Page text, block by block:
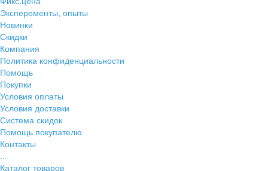
Эксперементы, опыты
Новинки
Скидки
Компания
Политика конфиденциальности
Помощь
Покупки
Условия оплаты
Условия доставки
Система скидок
Помощь покупателю
Контакты
...
Каталог товаров